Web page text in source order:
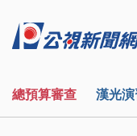
總預算審查 漢光演